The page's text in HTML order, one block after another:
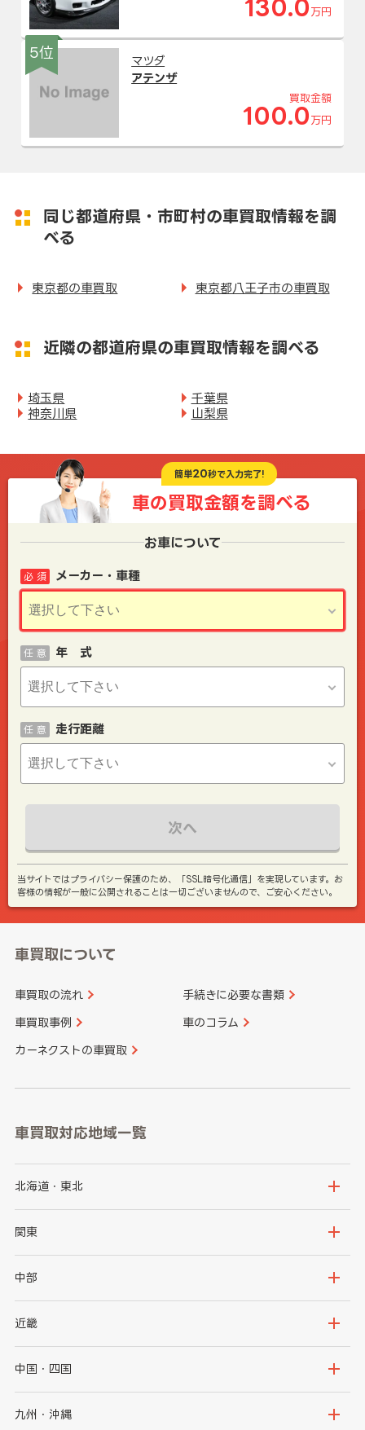
130.0 万円
5位
マツダ
アテンザ
買取金額
100.0 万円
同じ都道府県・市町村の車買取情報を調
べる
東京都の車買取 東京都八王子市の車買取
近隣の都道府県の車買取情報を調べる
埼玉県
千葉県
神奈川県
山梨県
簡単20秒で入力完了!
車の買取金額を調べる
お車について
メーカー・車種
必 須
年 式
任 意
走行距離
任 意
次へ
当サイトではプライバシー保護のため、「SSL暗号化通信」を実現しています。お
客様の情報が一般に公開されることは一切ございませんので、ご安心ください。
車買取について
車買取の流れ 手続きに必要な書類
車買取事例 車のコラム
カーネクストの車買取
車買取対応地域一覧
北海道・東北
北海道
岩手県
秋田県
関東
茨城県
群馬県
千葉県
中部
新潟県
石川県
山梨県
近畿
大阪府
京都府
中国・四国
鳥取県
九州・沖縄